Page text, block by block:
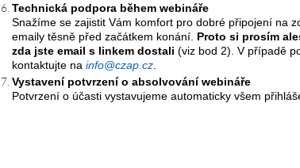
Technická podpora během webináře
Snažíme se zajistit Vám komfort pro dobré připojení na
emaily těsně před začátkem konání. Proto si prosím
zda jste email s linkem dostali (viz bod 2). V případě
kontaktujte na info@czap.cz.
Vystavení potvrzení o absolvování webináře
Potvrzení o účasti vystavujeme automaticky všem